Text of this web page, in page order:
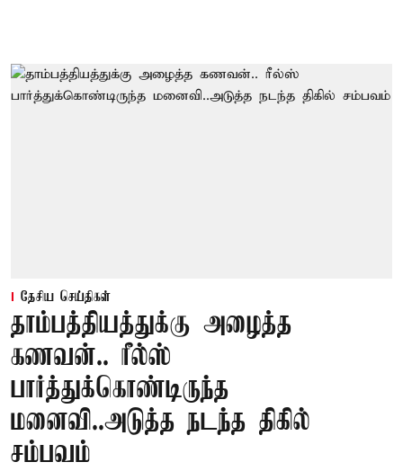
தேசிய செய்திகள்
தாம்பத்தியத்துக்கு அழைத்த
கணவன்.. ரீல்ஸ்
பார்த்துக்கொண்டிருந்த
மனைவி..அடுத்த நடந்த திகில்
சம்பவம்